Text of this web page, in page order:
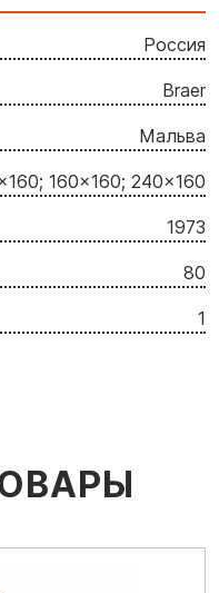
Россия
Braer
Мальва
160x160; 240x160
1973
80
1